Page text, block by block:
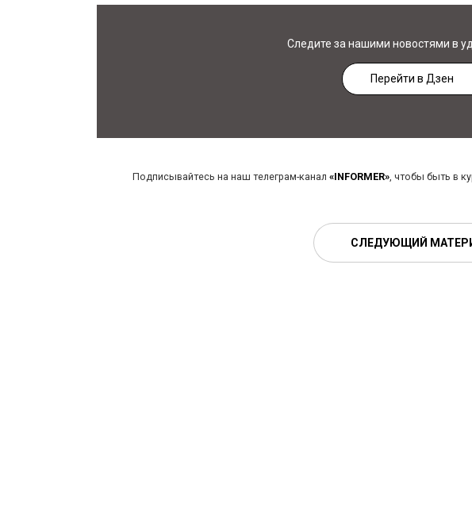
Следите за нашими новостями в
Перейти в Дзен
Подписывайтесь на наш телеграм-канал «INFORMER», чтобы быть в
СЛЕДУЮЩИЙ